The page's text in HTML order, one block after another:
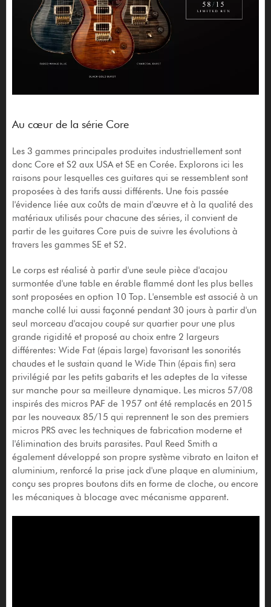
Au cœur de la série Core
Les 3 gammes principales produites industriellement sont
donc Core et S2 aux USA et SE en Corée. Explorons ici les
raisons pour lesquelles ces guitares qui se ressemblent sont
proposées à des tarifs aussi différents. Une fois passée
l'évidence liée aux coûts de main d'œuvre et à la qualité des
matériaux utilisés pour chacune des séries, il convient de
partir de les guitares Core puis de suivre les évolutions à
travers les gammes SE et S2.
Le corps est réalisé à partir d'une seule pièce d'acajou
surmontée d'une table en érable flammé dont les plus belles
sont proposées en option 10 Top. L'ensemble est associé à un
manche collé lui aussi façonné pendant 30 jours à partir d'un
seul morceau d'acajou coupé sur quartier pour une plus
grande rigidité et proposé au choix entre 2 largeurs
différentes: Wide Fat (épais large) favorisant les sonorités
chaudes et le sustain quand le Wide Thin (épais fin) sera
privilégié par les petits gabarits et les adeptes de la vitesse
sur manche pour sa meilleure dynamique. Les micros 57/08
inspirés des micros PAF de 1957 ont été remplacés en 2015
par les nouveaux 85/15 qui reprennent le son des premiers
micros PRS avec les techniques de fabrication moderne et
l'élimination des bruits parasites. Paul Reed Smith a
également développé son propre système vibrato en laiton et
aluminium, renforcé la prise jack d'une plaque en aluminium,
conçu ses propres boutons dits en forme de cloche, ou encore
les mécaniques à blocage avec mécanisme apparent.